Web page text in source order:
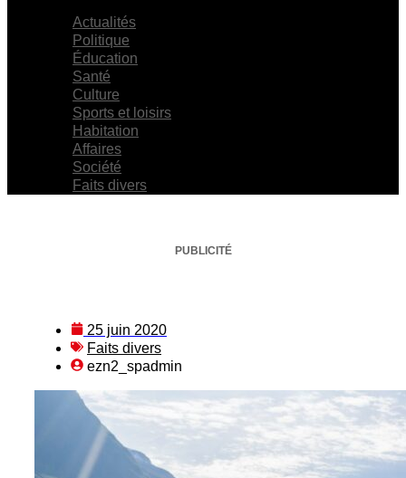
Actualités
Politique
Éducation
Santé
Culture
Sports et loisirs
Habitation
Affaires
Société
Faits divers
PUBLICITÉ
25 juin 2020
Faits divers
ezn2_spadmin